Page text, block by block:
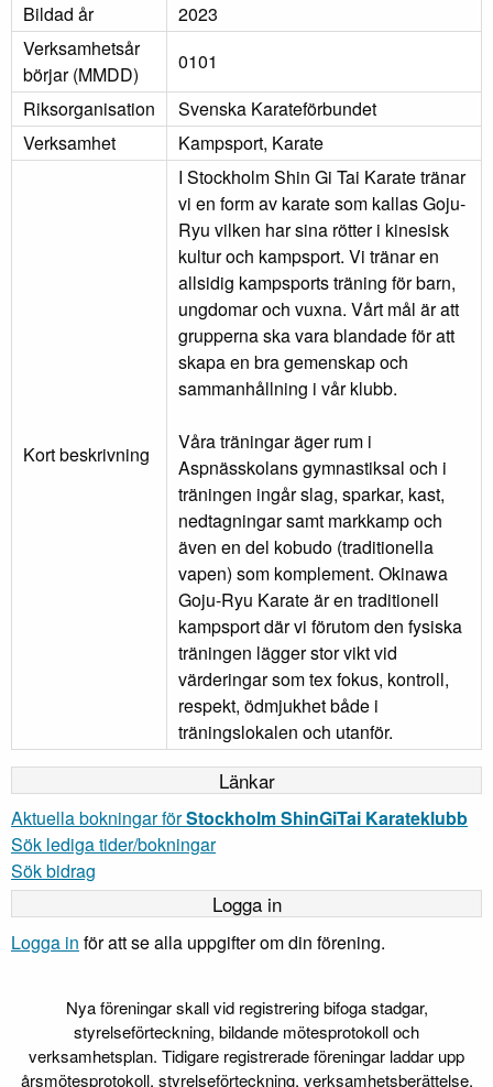
Bildad år
2023
Verksamhetsår
börjar (MMDD)
0101
Riksorganisation
Svenska Karateförbundet
Verksamhet
Kampsport, Karate
Kort beskrivning
I Stockholm Shin Gi Tai Karate tränar
vi en form av karate som kallas Goju-
Ryu vilken har sina rötter i kinesisk
kultur och kampsport. Vi tränar en
allsidig kampsports träning för barn,
ungdomar och vuxna. Vårt mål är att
grupperna ska vara blandade för att
skapa en bra gemenskap och
sammanhållning i vår klubb.
Våra träningar äger rum i
Aspnässkolans gymnastiksal och i
träningen ingår slag, sparkar, kast,
nedtagningar samt markkamp och
även en del kobudo (traditionella
vapen) som komplement. Okinawa
Goju-Ryu Karate är en traditionell
kampsport där vi förutom den fysiska
träningen lägger stor vikt vid
värderingar som tex fokus, kontroll,
respekt, ödmjukhet både i
träningslokalen och utanför.
Länkar
Aktuella bokningar förStockholm ShinGiTai Karateklubb
Sök lediga tider/bokningar
Sök bidrag
Logga in
Logga in för att se alla uppgifter om din förening.
Nya föreningar skall vid registrering bifoga stadgar,
styrelseförteckning, bildande mötesprotokoll och
verksamhetsplan. Tidigare registrerade föreningar laddar upp
årsmötesprotokoll, styrelseförteckning, verksamhetsberättelse,